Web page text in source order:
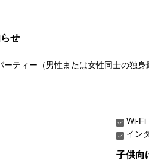
せ
ティー（男性または女性同士の独身
Wi-Fi
イン
子供向